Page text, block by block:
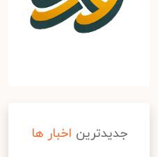
جدیدترین اخبار ها